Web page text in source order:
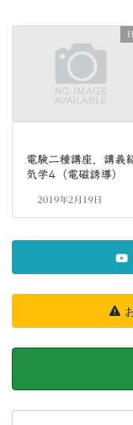
電験二種講座，講義
気学4（電磁誘導）
2019年2月19日